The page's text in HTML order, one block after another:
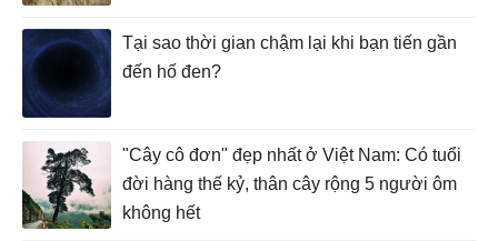
Tại sao thời gian chậm lại khi bạn tiến gần
đến hố đen?
"Cây cô đơn" đẹp nhất ở Việt Nam: Có tuổi
đời hàng thế kỷ, thân cây rộng 5 người ôm
không hết